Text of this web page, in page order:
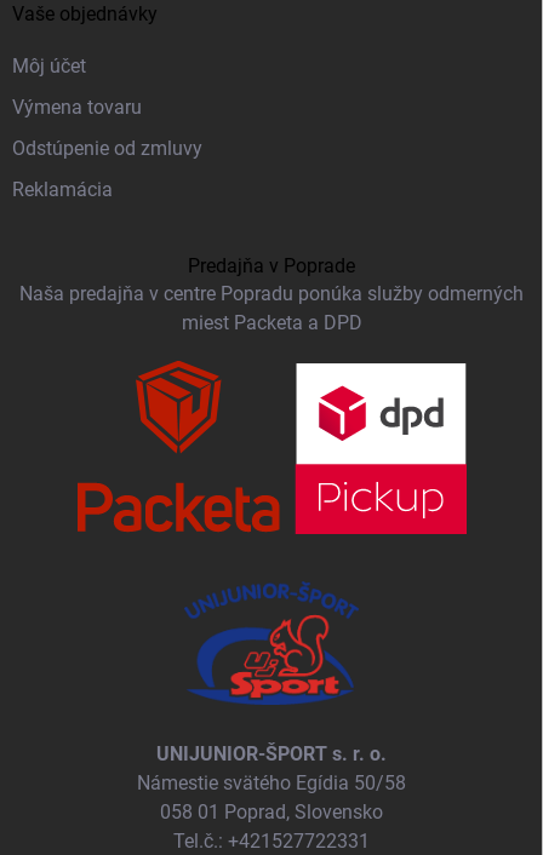
Vaše objednávky
Môj účet
Výmena tovaru
Odstúpenie od zmluvy
Reklamácia
Predajňa v Poprade
Naša predajňa v centre Popradu ponúka služby odmerných
miest Packeta a DPD
UNIJUNIOR-ŠPORT s. r. o.
Námestie svätého Egídia 50/58
058 01 Poprad, Slovensko
Tel.č.: +421527722331